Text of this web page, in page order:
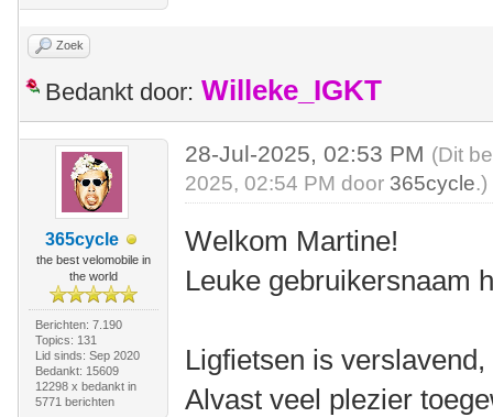
Zoek
Bedankt door: Willeke_IGKT
365cycle
the best velomobile in
the world
Berichten: 7.190
Topics: 131
Lid sinds: Sep 2020
Bedankt: 15609
12298 x bedankt in
5771 berichten
28-Jul-2025, 02:53 PM (Dit
2025, 02:54 PM door 365cycle.)
Welkom Martine!
Leuke gebruikersnaam
Ligfietsen is
Alvast veel plezier